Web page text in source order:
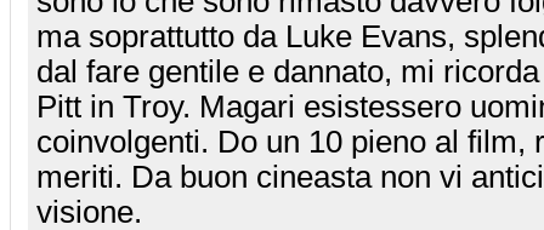
ma soprattutto da Luke Evans,
dal fare gentile e dannato, mi
Pitt in Troy. Magari esistessero
coinvolgenti. Do un 10 pieno al film,
meriti. Da buon cineasta non vi
visione.